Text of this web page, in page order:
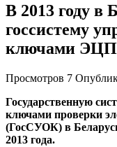
В 2013 году в
госсистему
ключами ЭЦП
Просмотров 7
Государственную
ключами проверки
(ГосСУОК) в
2013 года.